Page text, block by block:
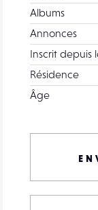
Albums
Annonces
Inscrit depuis
Résidence
Âge